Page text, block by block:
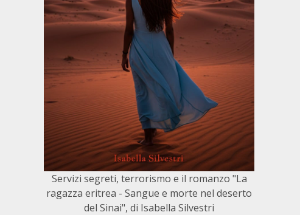
Servizi segreti, terrorismo e il romanzo "La
ragazza eritrea - Sangue e morte nel deserto
del Sinai", di Isabella Silvestri